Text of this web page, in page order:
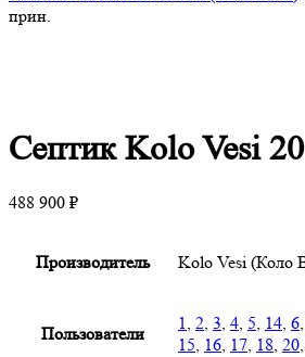
прин.
Септик Kolo Vesi
488 900 ₽
Производитель Kolo Vesi (Коло
Пользователи
1, 2, 3, 4, 5, 14, 6,
15, 16, 17, 18, 20,